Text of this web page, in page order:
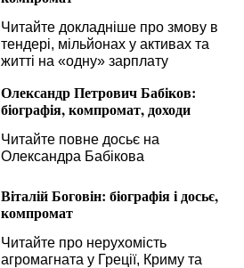
Читайте докладніше про змову в
тендері, мільйонах у активах та
житті на «одну» зарплату
Олександр Петрович Бабіков:
біографія, компромат, доходи
Читайте повне досьє на
Олександра Бабікова
Віталій Боговін: біографія і досьє,
компромат
Читайте про нерухомість
агромагната у Греції, Криму та